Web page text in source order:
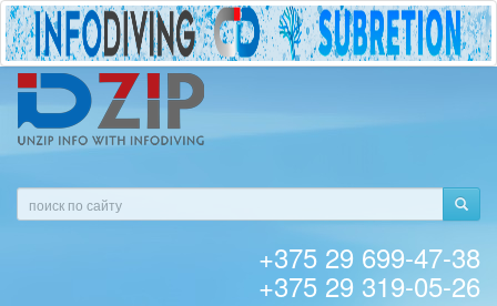
+375 29 699-47-38
+375 29 319-05-26